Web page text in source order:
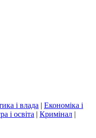
і влада | Економіка і
і освіта | Кримінал |